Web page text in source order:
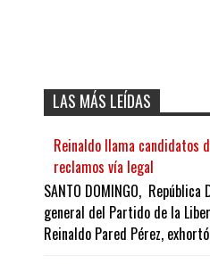
LAS MÁS LEÍDAS
Reinaldo llama candidatos
reclamos vía legal
SANTO DOMINGO,
general del Partido de la
Reinaldo Pared Pérez,